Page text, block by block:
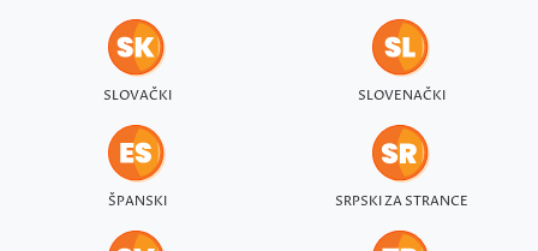
SLOVAČKI SLOVENAČKI
ŠPANSKI SRPSKI ZA STRANCE